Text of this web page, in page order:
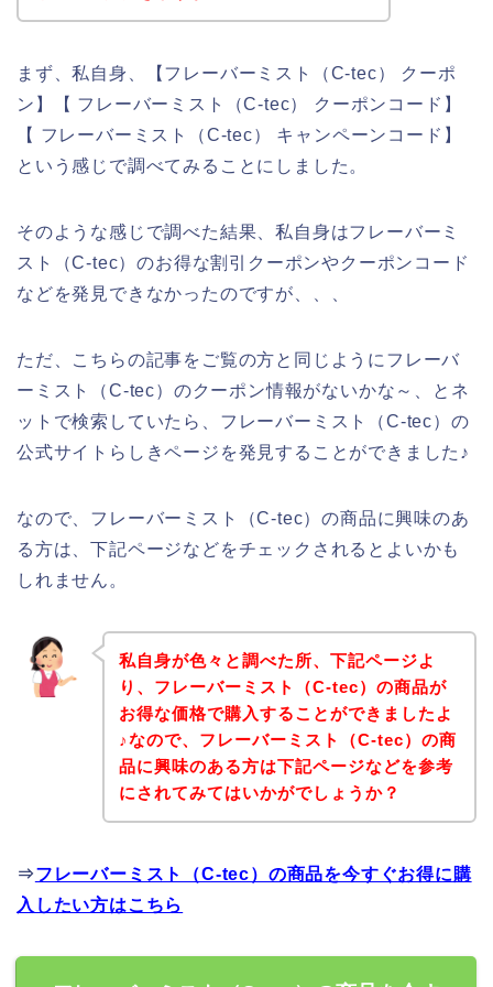
まず、私自身、【フレーバーミスト（C-tec） クーポ
ン】【 フレーバーミスト（C-tec） クーポンコード】
【 フレーバーミスト（C-tec） キャンペーンコード】
という感じで調べてみることにしました。
そのような感じで調べた結果、私自身はフレーバーミ
スト（C-tec）のお得な割引クーポンやクーポンコード
などを発見できなかったのですが、、、
ただ、こちらの記事をご覧の方と同じようにフレーバ
ーミスト（C-tec）のクーポン情報がないかな～、とネ
ットで検索していたら、フレーバーミスト（C-tec）の
公式サイトらしきページを発見することができました♪
なので、フレーバーミスト（C-tec）の商品に興味のあ
る方は、下記ページなどをチェックされるとよいかも
しれません。
私自身が色々と調べた所、下記ページよ
り、フレーバーミスト（C-tec）の商品が
お得な価格で購入することができましたよ
♪なので、フレーバーミスト（C-tec）の商
品に興味のある方は下記ページなどを参考
にされてみてはいかがでしょうか？
⇒フレーバーミスト（C-tec）の商品を今すぐお得に購
入したい方はこちら